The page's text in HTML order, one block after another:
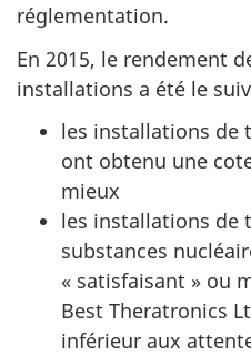
réglementation.
En 2015, le rendement
installations a été le
les installations de
ont obtenu une
mieux
les installations de
substances
« satisfaisant » ou
Best Theratronics
inférieur aux